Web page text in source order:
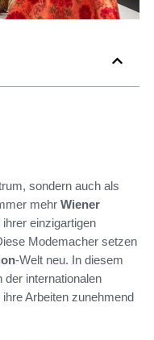
sondern auch als
mehr Wiener
ihrer einzigartigen
Modemacher setzen
-Welt neu. In diesem
internationalen
Arbeiten zunehmend